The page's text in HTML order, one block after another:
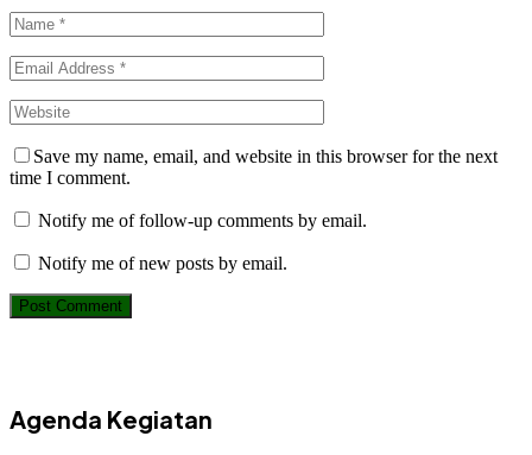
Save my name, email, and website in this browser for the next
time I comment.
Notify me of follow-up comments by email.
Notify me of new posts by email.
Agenda Kegiatan